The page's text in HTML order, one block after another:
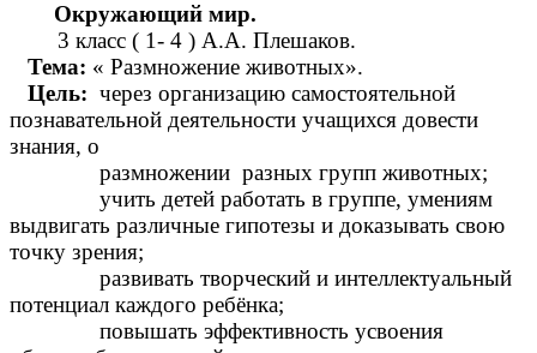
Окружающий мир.
3 класс ( 1- 4 ) А.А. Плешаков.
Тема: « Размножение животных».
Цель: через организацию самостоятельной
познавательной деятельности учащихся довести
знания, о
размножении разных групп животных;
учить детей работать в группе, умениям
выдвигать различные гипотезы и доказывать свою
точку зрения;
развивать творческий и интеллектуальный
потенциал каждого ребёнка;
повышать эффективность усвоения